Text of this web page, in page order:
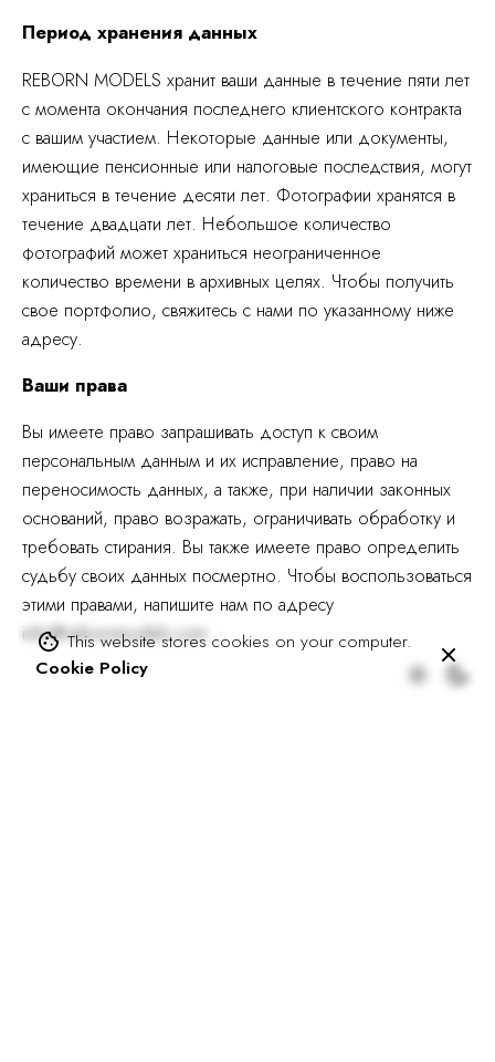
Период хранения данных
REBORN MODELS хранит ваши данные в течение пяти лет
с момента окончания последнего клиентского контракта
с вашим участием. Некоторые данные или документы,
имеющие пенсионные или налоговые последствия, могут
храниться в течение десяти лет. Фотографии хранятся в
течение двадцати лет. Небольшое количество
фотографий может храниться неограниченное
количество времени в архивных целях. Чтобы получить
свое портфолио, свяжитесь с нами по указанному ниже
адресу.
Ваши права
Вы имеете право запрашивать доступ к своим
персональным данным и их исправление, право на
переносимость данных, а также, при наличии законных
оснований, право возражать, ограничивать обработку и
требовать стирания. Вы также имеете право определить
судьбу своих данных посмертно. Чтобы воспользоваться
этими правами, напишите нам по адресу
info@rebornmodels.com
This website stores cookies on your computer.
Cookie Policy